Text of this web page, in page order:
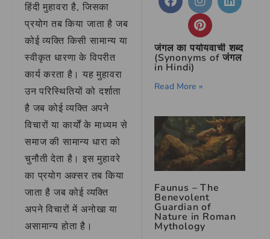
हिंदी मुहावरा है, जिसका
प्रयोग तब किया जाता है जब
कोई व्यक्ति किसी सामान्य या
स्वीकृत धारणा के विपरीत
कार्य करता है। यह मुहावरा
उन परिस्थितियों को दर्शाता
है जब कोई व्यक्ति अपने
विचारों या कार्यों के माध्यम से
समाज की सामान्य धारा को
चुनौती देता है। इस मुहावरे
का प्रयोग अक्सर तब किया
जाता है जब कोई व्यक्ति
अपने विचारों में अनोखा या
असामान्य होता है।
जंगल का पर्यायवाची शब्द
(Synonyms of जंगल
in Hindi)
Read More »
Faunus – The
Benevolent
Guardian of
Nature in Roman
Mythology